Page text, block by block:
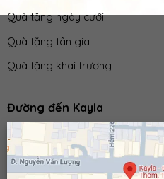
Quà tặng ngày cưới
Quà tặng tân gia
Quà tặng khai trương
Đường đến Kayla